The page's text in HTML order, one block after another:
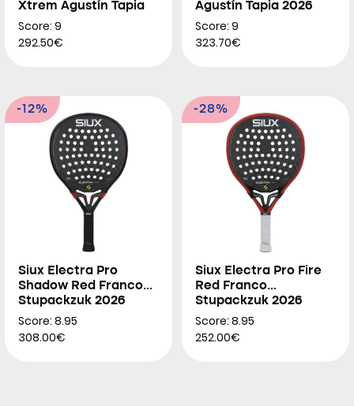
Xtrem Agustín Tapia
2026
Score: 9
292.50€
Agustín Tapia 2026
Score: 9
323.70€
-12%
Siux Electra Pro
Shadow Red Franco
Stupackzuk 2026
Score: 8.95
308.00€
-28%
Siux Electra Pro Fire
Red Franco
Stupackzuk 2026
Score: 8.95
252.00€